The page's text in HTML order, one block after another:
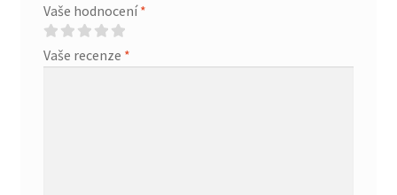
Vaše hodnocení*
Vaše recenze *